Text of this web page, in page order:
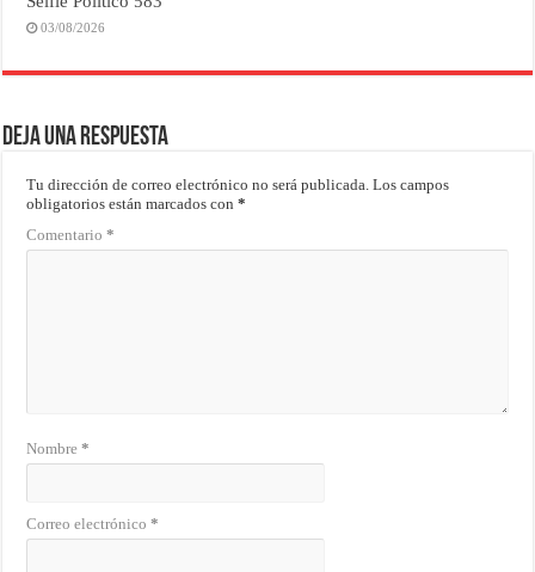
03/08/2026
Deja una respuesta
Tu dirección de correo electrónico no será publicada. Los campos
obligatorios están marcados con*
Comentario*
Nombre*
Correo electrónico*